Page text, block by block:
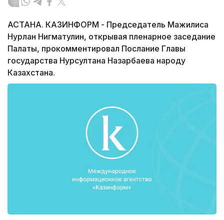
АСТАНА. КАЗИНФОРМ - Председатель Мажилиса
Нурлан Нигматулин, открывая пленарное заседание
Палаты, прокомментировал Послание Главы
государства Нурсултана Назарбаева народу
Казахстана.